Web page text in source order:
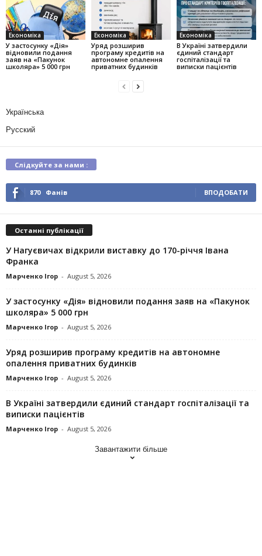
Економіка
У застосунку «Дія»
відновили подання
заяв на «Пакунок
школяра» 5 000 грн
Економіка
Уряд розширив
програму кредитів на
автономне опалення
приватних будинків
Економіка
В Україні затвердили
єдиний стандарт
госпіталізації та
виписки пацієнтів
Українська
Русский
Слідкуйте за нами :
870 Фанів ВПОДОБАТИ
Останні публікації
У Нагуєвичах відкрили виставку до 170-річчя Івана
Франка
Марченко Ігор - August 5, 2026
У застосунку «Дія» відновили подання заяв на «Пакунок
школяра» 5 000 грн
Марченко Ігор - August 5, 2026
Уряд розширив програму кредитів на автономне
опалення приватних будинків
Марченко Ігор - August 5, 2026
В Україні затвердили єдиний стандарт госпіталізації та
виписки пацієнтів
Марченко Ігор - August 5, 2026
Завантажити більше